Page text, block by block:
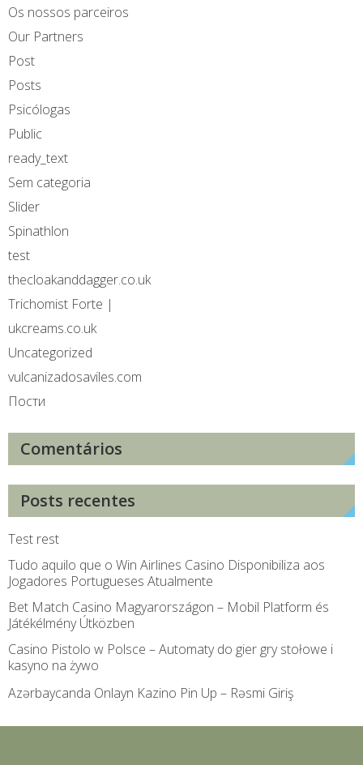
Os nossos parceiros
Our Partners
Post
Posts
Psicólogas
Public
ready_text
Sem categoria
Slider
Spinathlon
test
thecloakanddagger.co.uk
Trichomist Forte |
ukcreams.co.uk
Uncategorized
vulcanizadosaviles.com
Пости
Comentários
Posts recentes
Test rest
Tudo aquilo que o Win Airlines Casino Disponibiliza aos
Jogadores Portugueses Atualmente
Bet Match Casino Magyarországon – Mobil Platform és
Játékélmény Útközben
Casino Pistolo w Polsce – Automaty do gier gry stołowe i
kasyno na żywo
Azərbaycanda Onlayn Kazino Pin Up – Rəsmi Giriş